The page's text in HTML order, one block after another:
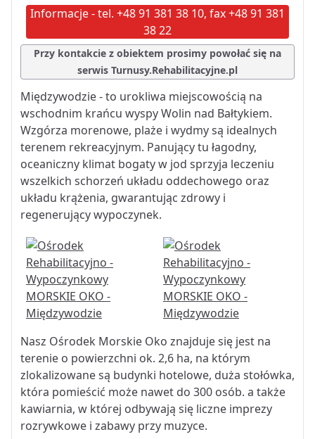
Informacje - tel. +48 91 381 38 10, fax +48 91 381
38 22
Przy kontakcie z obiektem prosimy powołać się na
serwis Turnusy.Rehabilitacyjne.pl
Międzywodzie - to urokliwa miejscowością na
wschodnim krańcu wyspy Wolin nad Bałtykiem.
Wzgórza morenowe, plaże i wydmy są idealnych
terenem rekreacyjnym. Panujący tu łagodny,
oceaniczny klimat bogaty w jod sprzyja leczeniu
wszelkich schorzeń układu oddechowego oraz
układu krążenia, gwarantując zdrowy i
regenerujący wypoczynek.
Nasz Ośrodek Morskie Oko znajduje się jest na
terenie o powierzchni ok. 2,6 ha, na którym
zlokalizowane są budynki hotelowe, duża stołówka,
która pomieścić może nawet do 300 osób. a także
kawiarnia, w której odbywają się liczne imprezy
rozrywkowe i zabawy przy muzyce.